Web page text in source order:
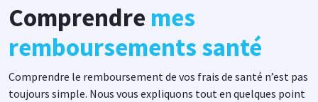
Comprendre mes
remboursements santé
Comprendre le remboursement de vos frais de santé n’est pas
toujours simple. Nous vous expliquons tout en quelques point